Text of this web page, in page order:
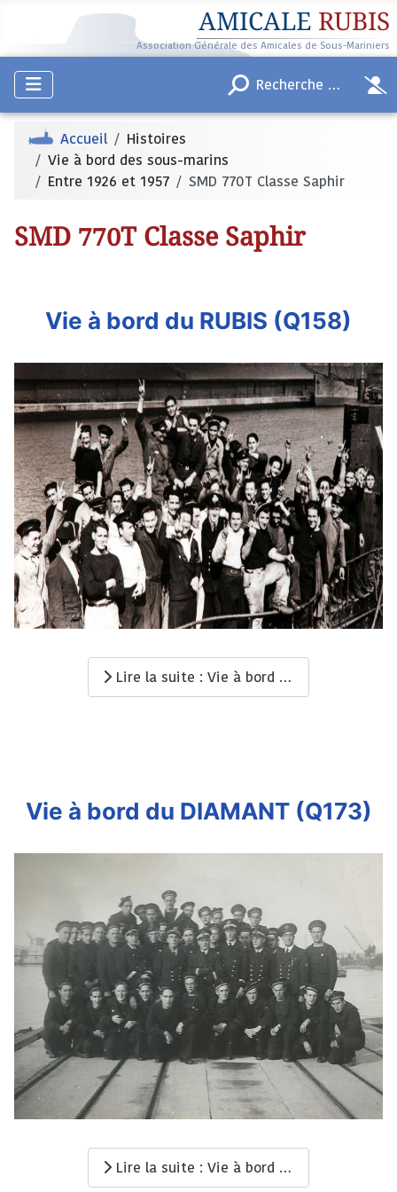
AMICALE RUBIS
Association Générale des Amicales de Sous-Mariniers
Accueil
Histoires
Vie à bord des sous-marins
Entre 1926 et 1957
SMD 770T Classe Saphir
SMD 770T Classe Saphir
Vie à bord du RUBIS (Q158)
Lire la suite : Vie à bord du RUBIS (Q158)
Vie à bord du DIAMANT (Q173)
Lire la suite : Vie à bord du DIAMANT (Q173)